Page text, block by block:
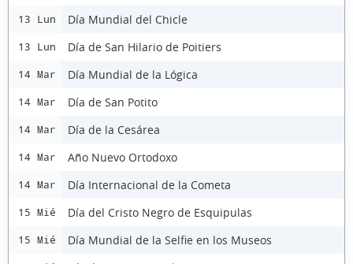
13 Lun Día Mundial del Chicle
13 Lun Día de San Hilario de Poitiers
14 Mar Día Mundial de la Lógica
14 Mar Día de San Potito
14 Mar Día de la Cesárea
14 Mar Año Nuevo Ortodoxo
14 Mar Día Internacional de la Cometa
15 Mié Día del Cristo Negro de Esquipulas
15 Mié Día Mundial de la Selfie en los Museos